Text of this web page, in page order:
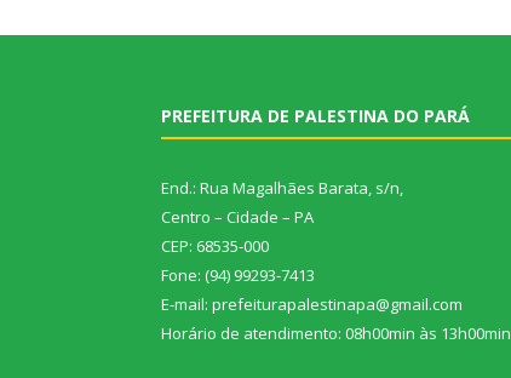
PREFEITURA DE PALESTINA DO PARÁ
End.: Rua Magalhães Barata, s/n,
Centro – Cidade – PA
CEP: 68535-000
Fone: (94) 99293-7413
E-mail: prefeiturapalestinapa@gmail.com
Horário de atendimento: 08h00min às 13h00min